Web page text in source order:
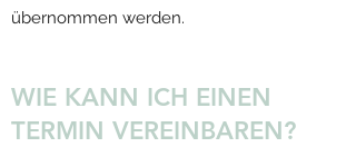
übernommen werden.
WIE KANN ICH EINEN
TERMIN VEREINBAREN?